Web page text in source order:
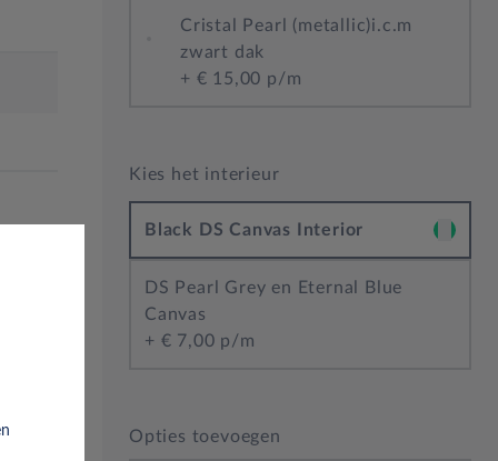
Cristal Pearl (metallic)i.c.m
zwart dak
+
€ 15,00 p/m
Kies het interieur
Black DS Canvas Interior
DS Pearl Grey en Eternal Blue
Canvas
+
€ 7,00 p/m
Opties toevoegen